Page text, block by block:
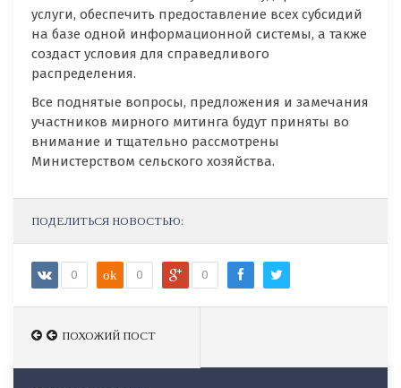
услуги, обеспечить предоставление всех субсидий
на базе одной информационной системы, а также
создаст условия для справедливого
распределения.
Все поднятые вопросы, предложения и замечания
участников мирного митинга будут приняты во
внимание и тщательно рассмотрены
Министерством сельского хозяйства.
ПОДЕЛИТЬСЯ НОВОСТЬЮ:
0 ok 0 0
ПОХОЖИЙ ПОСТ
ПОХОЖИЙ ПОСТ